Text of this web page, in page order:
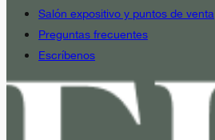
Salón expositivo y puntos de venta
Preguntas frecuentes
Escríbenos